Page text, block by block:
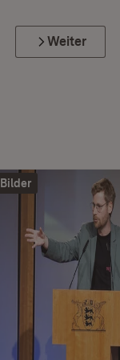
Weiter
Bilder